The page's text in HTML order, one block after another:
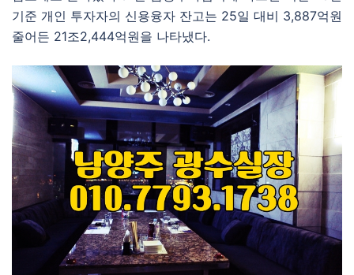
기준 개인 투자자의 신용융자 잔고는 25일 대비 3,887억원
줄어든 21조2,444억원을 나타냈다.